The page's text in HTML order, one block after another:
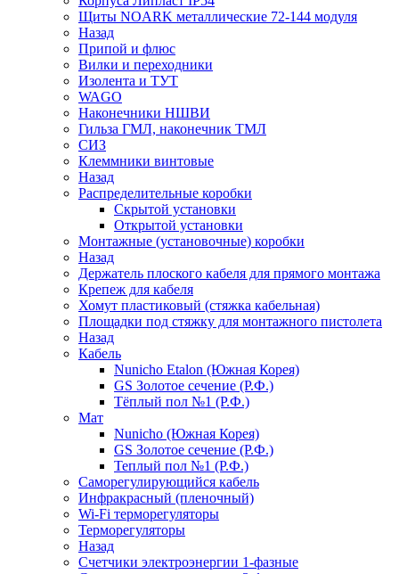
Щиты NOARK металлические 72-144 модуля
Назад
Припой и флюс
Вилки и переходники
Изолента и ТУТ
WAGO
Наконечники НШВИ
Гильза ГМЛ, наконечник ТМЛ
СИЗ
Клеммники винтовые
Назад
Распределительные коробки
Скрытой установки
Открытой установки
Монтажные (установочные) коробки
Назад
Держатель плоского кабеля для прямого монтажа
Крепеж для кабеля
Хомут пластиковый (стяжка кабельная)
Площадки под стяжку для монтажного пистолета
Назад
Кабель
Nunicho Etalon (Южная Корея)
GS Золотое сечение (Р.Ф.)
Тёплый пол №1 (Р.Ф.)
Мат
Nunicho (Южная Корея)
GS Золотое сечение (Р.Ф.)
Теплый пол №1 (Р.Ф.)
Саморегулирующийся кабель
Инфракрасный (пленочный)
Wi-Fi терморегуляторы
Терморегуляторы
Назад
Счетчики электроэнергии 1-фазные